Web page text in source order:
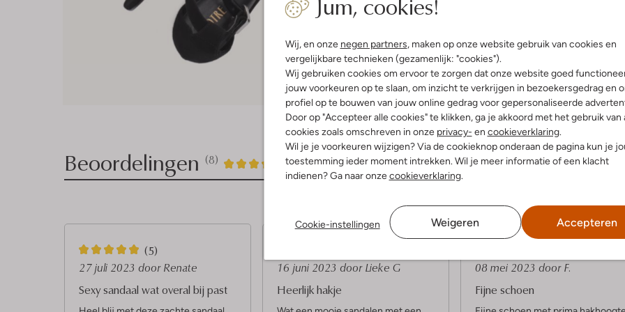
Wij, en onze negen partners, maken op onze website gebruik van cookies en
vergelijkbare technieken (gezamenlijk: "cookies").
Wij gebruiken cookies om ervoor te zorgen dat onze website goed
jouw voorkeuren op te slaan, om inzicht te verkrijgen in bezoekersgedrag en
profiel op te bouwen van jouw online gedrag voor gepersonaliseerde
Door op "Accepteer alle cookies" te klikken, ga je akkoord met het gebruik van
cookies zoals omschreven in onze privacy- en cookieverklaring.
Wil je je voorkeuren wijzigen? Via de cookieknop onderaan de pagina kun je
toestemming ieder moment intrekken. Wil je meer informatie of een klacht
indienen? Ga naar onzecookieverklaring.
Cookie-instellingen Weigeren Accepteren
Product informatie
Beoordelingen (8) 4/5
8
4
5
S
t
e
(5)
27 juli 2023 door Renate
Sexy sandaal wat overal bij past
S
t
e
16 juni 2023 door Lieke G
Heerlijk hakje
S
t
e
08 mei 2023 door F.
Fijne schoen